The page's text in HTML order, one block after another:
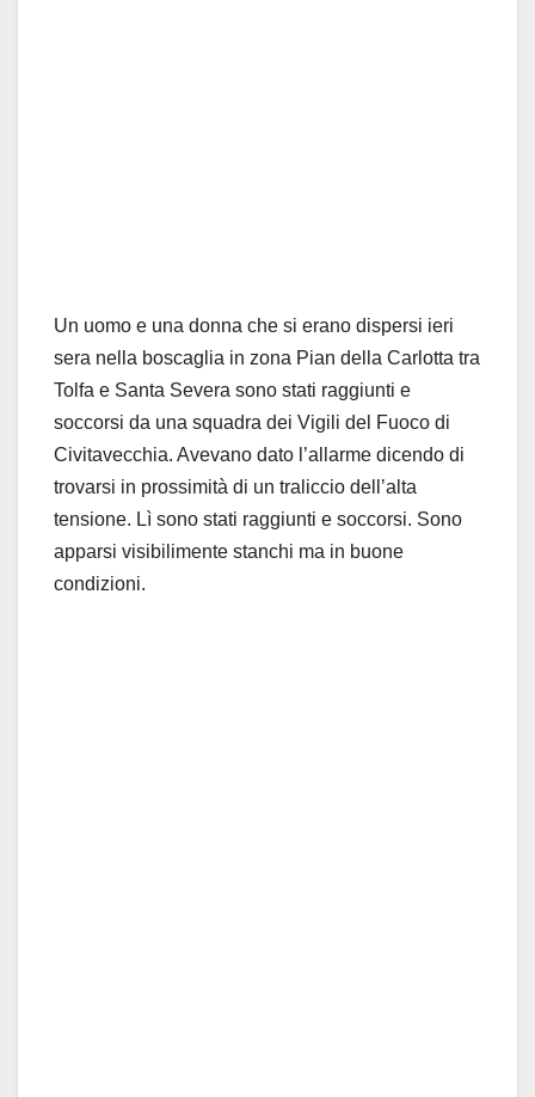
Un uomo e una donna che si erano dispersi ieri
sera nella boscaglia in zona Pian della Carlotta tra
Tolfa e Santa Severa sono stati raggiunti e
soccorsi da una squadra dei Vigili del Fuoco di
Civitavecchia. Avevano dato l’allarme dicendo di
trovarsi in prossimità di un traliccio dell’alta
tensione. Lì sono stati raggiunti e soccorsi. Sono
apparsi visibilimente stanchi ma in buone
condizioni.